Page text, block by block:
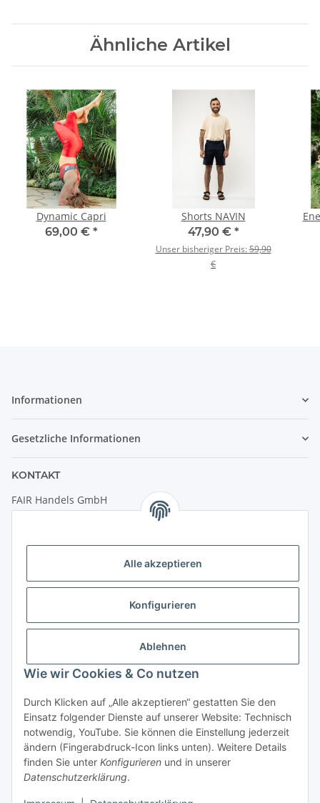
Alle akzeptieren
Konfigurieren
Ablehnen
Wie wir Cookies & Co nutzen
Durch Klicken auf „Alle akzeptieren“ gestatten Sie den
Einsatz folgender Dienste auf unserer Website: Technisch
notwendig, YouTube. Sie können die Einstellung jederzeit
ändern (Fingerabdruck-Icon links unten). Weitere Details
finden Sie unter Konfigurieren und in unserer
Datenschutzerklärung.
Ähnliche Artikel
Dynamic Capri
69,00 € *
Shorts NAVIN
47,90 € *
Unser bisheriger Preis:59,90
€
Informationen
Gesetzliche Informationen
KONTAKT
FAIR Handels GmbH
(Weltladen Innsbruck)
6020 Innsbruck
Öffnungszeiten:
Montag - Freitag: 9:30 - 18:00 Uhr
Vertrag widerrufen